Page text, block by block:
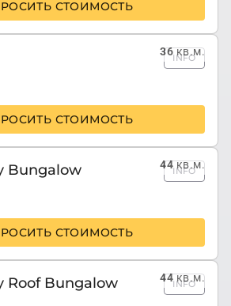
СТОИМОСТЬ
36кв.м.
INFO
СТОИМОСТЬ
44кв.м.
Bungalow INFO
СТОИМОСТЬ
44кв.м.
Roof Bungalow INFO